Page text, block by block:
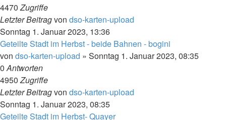
4470Zugriffe
Letzter Beitragvon dso-karten-upload
Sonntag 1. Januar 2023, 13:36
Geteilte Stadt im Herbst - beide Bahnen - bogini
von dso-karten-upload » Sonntag 1. Januar 2023, 08:35
0Antworten
4950Zugriffe
Letzter Beitragvon dso-karten-upload
Sonntag 1. Januar 2023, 08:35
Geteilte Stadt im Herbst- Quayer